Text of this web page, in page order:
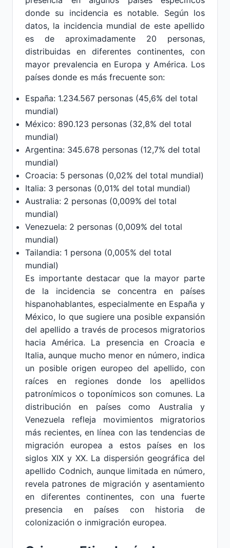
donde su incidencia es notable. Según los
datos, la incidencia mundial de este apellido
es de aproximadamente 20 personas,
distribuidas en diferentes continentes, con
mayor prevalencia en Europa y América. Los
países donde es más frecuente son:
España: 1.234.567 personas (45,6% del total
mundial)
México: 890.123 personas (32,8% del total
mundial)
Argentina: 345.678 personas (12,7% del total
mundial)
Croacia: 5 personas (0,02% del total mundial)
Italia: 3 personas (0,01% del total mundial)
Australia: 2 personas (0,009% del total
mundial)
Venezuela: 2 personas (0,009% del total
mundial)
Tailandia: 1 persona (0,005% del total
mundial)
Es importante destacar que la mayor parte
de la incidencia se concentra en países
hispanohablantes, especialmente en España y
México, lo que sugiere una posible expansión
del apellido a través de procesos migratorios
hacia América. La presencia en Croacia e
Italia, aunque mucho menor en número, indica
un posible origen europeo del apellido, con
raíces en regiones donde los apellidos
patronímicos o toponímicos son comunes. La
distribución en países como Australia y
Venezuela refleja movimientos migratorios
más recientes, en línea con las tendencias de
migración europea a estos países en los
siglos XIX y XX. La dispersión geográfica del
apellido Codnich, aunque limitada en número,
revela patrones de migración y asentamiento
en diferentes continentes, con una fuerte
presencia en países con historia de
colonización o inmigración europea.